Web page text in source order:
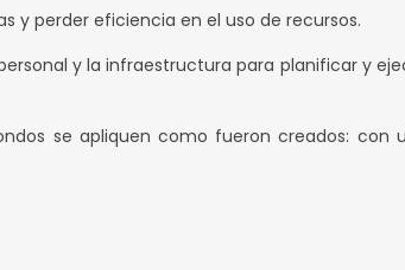
y perder eficiencia en el uso de recursos.
y la infraestructura para planificar y
se apliquen como fueron creados: con